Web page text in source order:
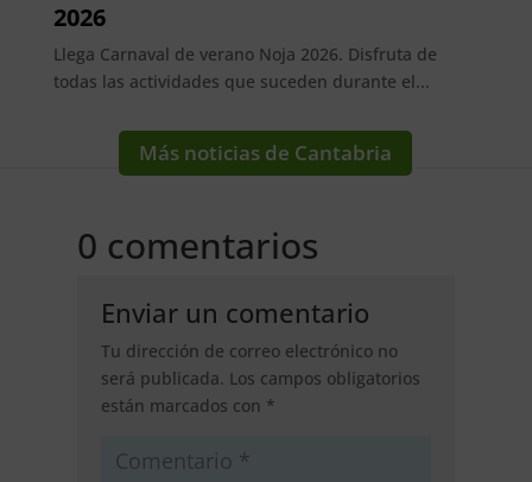
2026
Llega Carnaval de verano Noja 2026. Disfruta de
todas las actividades que suceden durante el...
Más noticias de Cantabria
0 comentarios
Enviar un comentario
Tu dirección de correo electrónico no
será publicada. Los campos obligatorios
están marcados con *